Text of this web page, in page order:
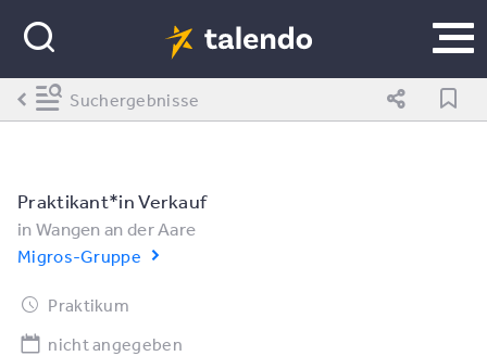
Praktikant*​in Verkauf
inWangen an der Aare
Migros-Gruppe
Praktikum
nicht angegeben
Suchergebnisse